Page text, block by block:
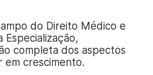
do Direito Médico e
Especialização,
completa dos aspectos
em crescimento.